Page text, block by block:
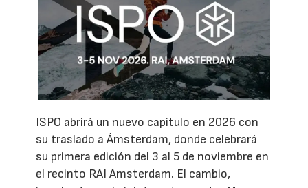
ISPO abrirá un nuevo capítulo en 2026 con
su traslado a Ámsterdam, donde celebrará
su primera edición del 3 al 5 de noviembre en
el recinto RAI Amsterdam. El cambio,